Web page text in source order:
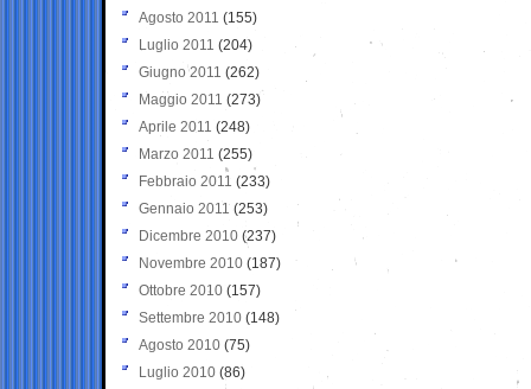
Agosto 2011 (155)
Luglio 2011 (204)
Giugno 2011 (262)
Maggio 2011 (273)
Aprile 2011 (248)
Marzo 2011 (255)
Febbraio 2011 (233)
Gennaio 2011 (253)
Dicembre 2010 (237)
Novembre 2010 (187)
Ottobre 2010 (157)
Settembre 2010 (148)
Agosto 2010 (75)
Luglio 2010 (86)